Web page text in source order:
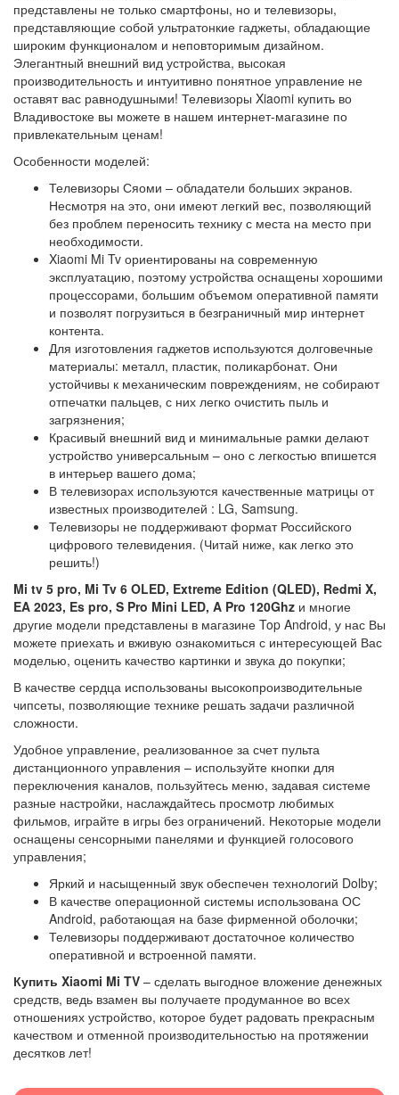
представлены не только смартфоны, но и телевизоры,
представляющие собой ультратонкие гаджеты, обладающие
широким функционалом и неповторимым дизайном.
Элегантный внешний вид устройства, высокая
производительность и интуитивно понятное управление не
оставят вас равнодушными! Телевизоры Xiaomi купить во
Владивостоке вы можете в нашем интернет-магазине по
привлекательным ценам!
Особенности моделей:
Телевизоры Сяоми – обладатели больших экранов.
Несмотря на это, они имеют легкий вес, позволяющий
без проблем переносить технику с места на место при
необходимости.
Xiaomi Mi Tv ориентированы на современную
эксплуатацию, поэтому устройства оснащены хорошими
процессорами, большим объемом оперативной памяти
и позволят погрузиться в безграничный мир интернет
контента.
Для изготовления гаджетов используются долговечные
материалы: металл, пластик, поликарбонат. Они
устойчивы к механическим повреждениям, не собирают
отпечатки пальцев, с них легко очистить пыль и
загрязнения;
Красивый внешний вид и минимальные рамки делают
устройство универсальным – оно с легкостью впишется
в интерьер вашего дома;
В телевизорах используются качественные матрицы от
известных производителей : LG, Samsung.
Телевизоры не поддерживают формат Российского
цифрового телевидения. (Читай ниже, как легко это
решить!)
Mi tv 5 pro, Mi Tv 6 OLED, Extreme Edition (QLED), Redmi X,
EA 2023, Es pro, S Pro Mini LED, A Pro 120Ghz и многие
другие модели представлены в магазине Top Android, у нас Вы
можете приехать и вживую ознакомиться с интересующей Вас
моделью, оценить качество картинки и звука до покупки;
В качестве сердца использованы высокопроизводительные
чипсеты, позволяющие технике решать задачи различной
сложности.
Удобное управление, реализованное за счет пульта
дистанционного управления – используйте кнопки для
переключения каналов, пользуйтесь меню, задавая системе
разные настройки, наслаждайтесь просмотр любимых
фильмов, играйте в игры без ограничений. Некоторые модели
оснащены сенсорными панелями и функцией голосового
управления;
Яркий и насыщенный звук обеспечен технологий Dolby;
В качестве операционной системы использована ОС
Android, работающая на базе фирменной оболочки;
Телевизоры поддерживают достаточное количество
оперативной и встроенной памяти.
Купить Xiaomi Mi TV – сделать выгодное вложение денежных
средств, ведь взамен вы получаете продуманное во всех
отношениях устройство, которое будет радовать прекрасным
качеством и отменной производительностью на протяжении
десятков лет!